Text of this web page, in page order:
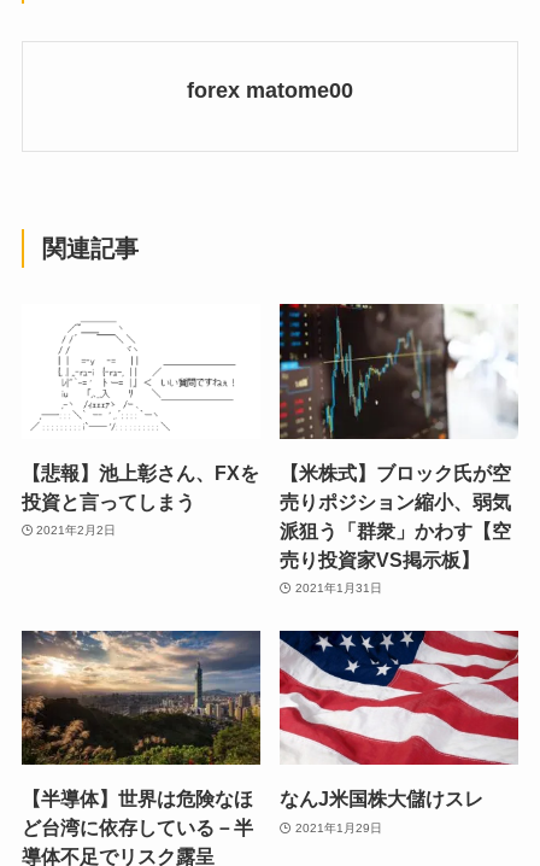
forex matome00
関連記事
【悲報】池上彰さん、FXを
投資と言ってしまう
2021年2月2日
【米株式】ブロック氏が空
売りポジション縮小、弱気
派狙う「群衆」かわす【空
売り投資家VS掲示板】
2021年1月31日
【半導体】世界は危険なほ
ど台湾に依存している－半
導体不足でリスク露呈
なんJ米国株大儲けスレ
2021年1月29日